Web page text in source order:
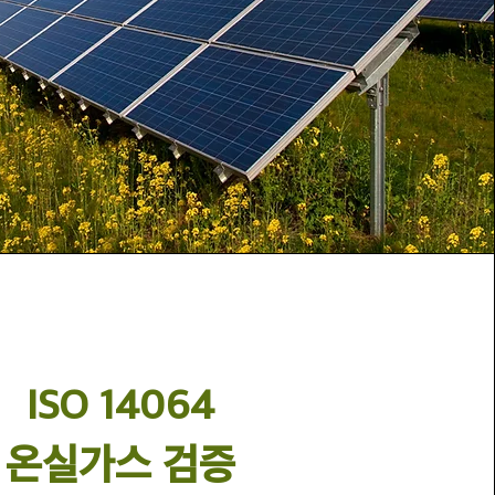
ISO 14064
​온실가스 검증